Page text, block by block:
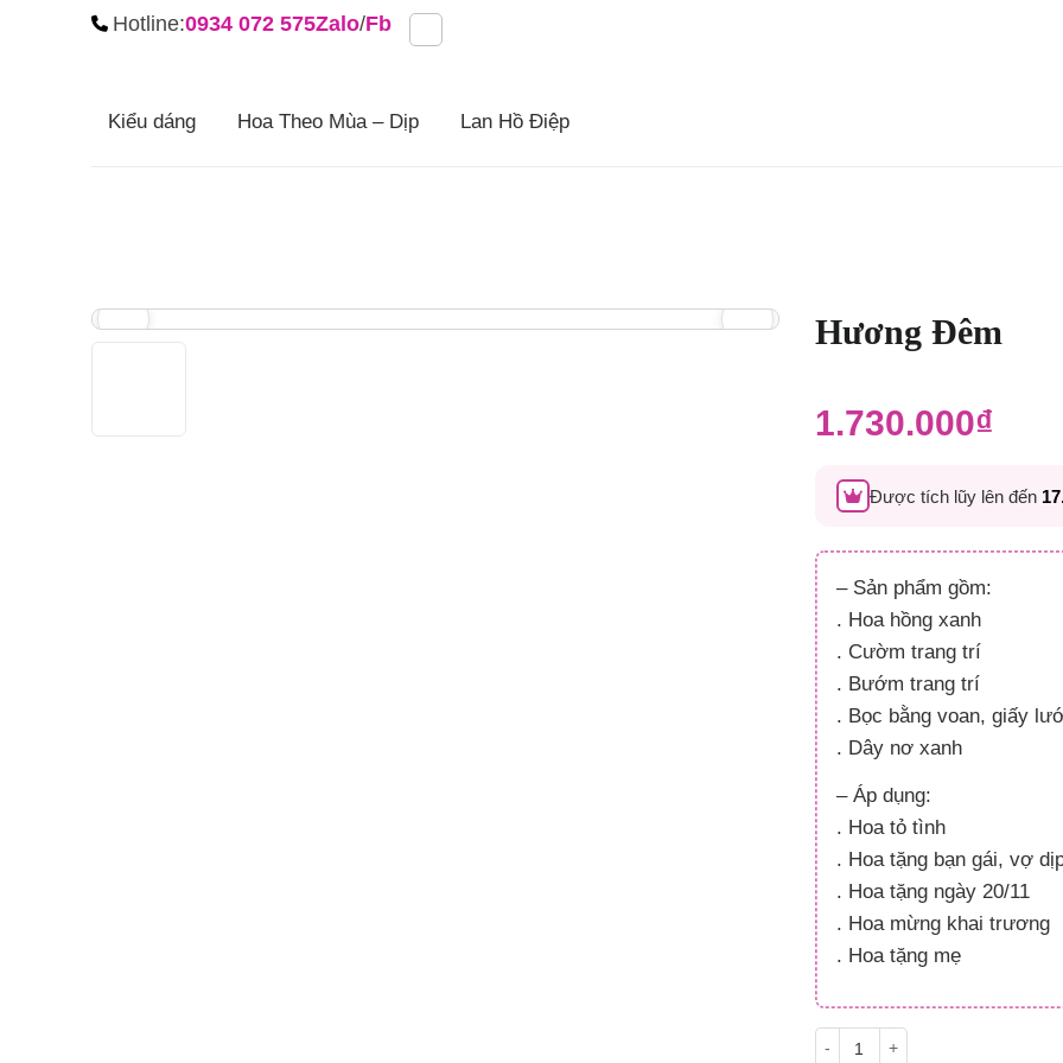
Hotline:0934 072 575Zalo/Fb
Kiểu dáng Hoa Theo Mùa – Dịp Lan Hồ Điệp
Hương Đêm
dựa trên
đánh giá
1.730.000₫
Được tích lũy lên đến
Đây là số PointSight ước tính
ứng với quyền lợi hạng
PointSight có giá trị dùng để
Flowersight.
Đăng nhậphoặc Đăng ký
bạn.
– Sản phẩm gồm:
. Hoa hồng xanh
. Cườm trang trí
. Bướm trang trí
. Bọc bằng voan, giấy
. Dây nơ xanh
– Áp dụng:
. Hoa tỏ tình
. Hoa tặng bạn gái, vợ
. Hoa tặng ngày 20/11
. Hoa mừng khai trương
. Hoa tặng mẹ